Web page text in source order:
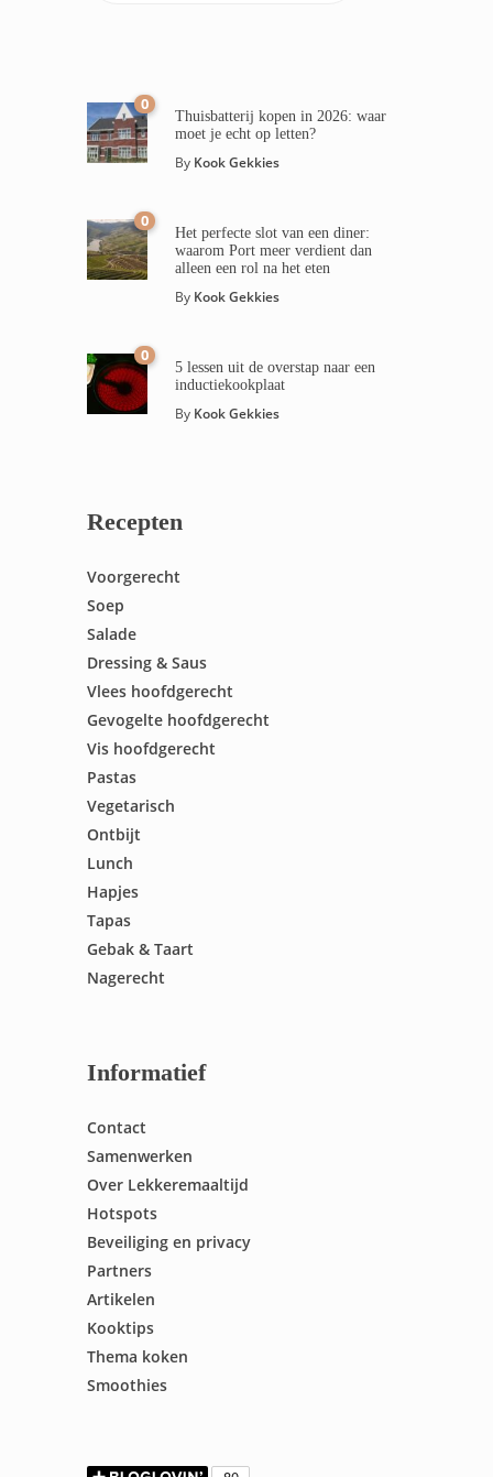
0
Thuisbatterij kopen in 2026: waar
moet je echt op letten?
By Kook Gekkies
0
Het perfecte slot van een diner:
waarom Port meer verdient dan
alleen een rol na het eten
By Kook Gekkies
0
5 lessen uit de overstap naar een
inductiekookplaat
By Kook Gekkies
Recepten
Voorgerecht
Soep
Salade
Dressing & Saus
Vlees hoofdgerecht
Gevogelte hoofdgerecht
Vis hoofdgerecht
Pastas
Vegetarisch
Ontbijt
Lunch
Hapjes
Tapas
Gebak & Taart
Nagerecht
Informatief
Contact
Samenwerken
Over Lekkeremaaltijd
Hotspots
Beveiliging en privacy
Partners
Artikelen
Kooktips
Thema koken
Smoothies